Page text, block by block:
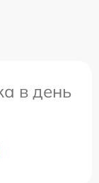
в день